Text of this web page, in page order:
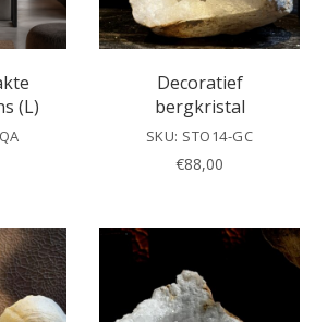
(L)
Decoratief
bergkristal
SKU: STO14-GC
€88,00